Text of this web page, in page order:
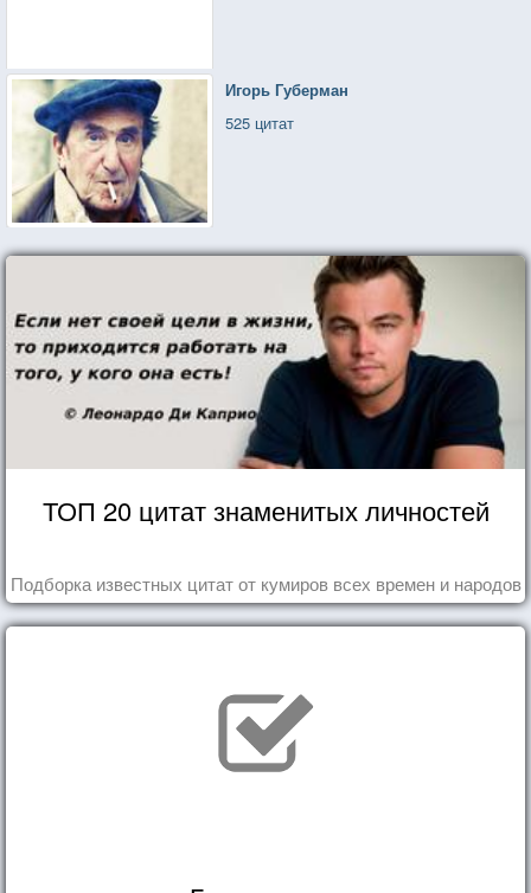
Игорь Губерман
525 цитат
ТОП 20 цитат знаменитых личностей
Подборка известных цитат от кумиров всех времен и народов